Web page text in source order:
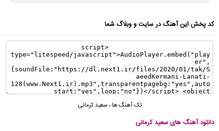
کد پخش این آهنگ در سایت و وبلاگ شما
تک آهنگ ها، سعید کرمانی
دانلود آهنگ های سعید کرمانی